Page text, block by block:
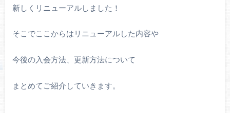
新しくリニューアルしました！
そこでここからはリニューアルした内容や
今後の入会方法、更新方法について
まとめてご紹介していきます。